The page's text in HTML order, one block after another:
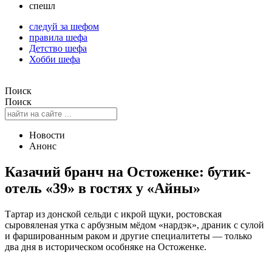
спешл
следуй за шефом
правила шефа
Детство шефа
Хобби шефа
Поиск
Поиск
Новости
Анонс
Казачий бранч на Остоженке: бутик-
отель «39» в гостях у «Айны»
Тартар из донской сельди с икрой щуки, ростовская
сыровяленая утка с арбузным мёдом «нардэк», драник с сулой
и фаршированным раком и другие специалитеты — только
два дня в историческом особняке на Остоженке.